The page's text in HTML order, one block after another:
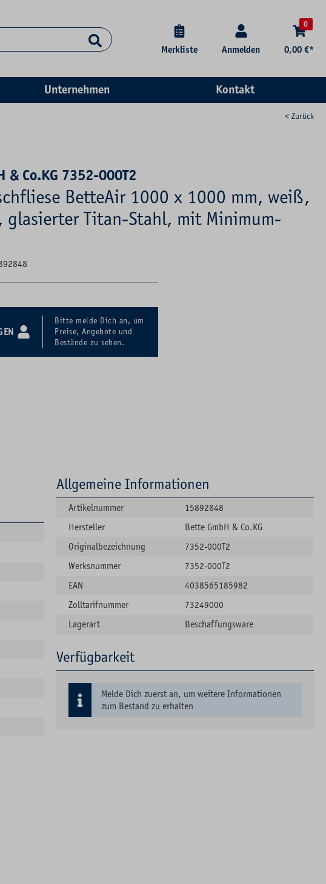
Merkliste Anmelden
0
0,00 €*
Unternehmen Kontakt
< Zurück
& Co.KG 7352-000T2
BetteAir 1000 x 1000 mm, weiß,
glasierter Titan-Stahl, mit Minimum-
Bitte melde Dich an, um
Preise, Angebote und
Bestände zu sehen.
Allgemeine Informationen
Artikelnummer
15892848
Hersteller
Bette GmbH & Co.KG
Originalbezeichnung
7352-000T2
Werksnummer
7352-000T2
EAN
4038565185982
Zolltarifnummer
73249000
Lagerart
Beschaffungsware
Verfügbarkeit
Melde Dich zuerst an, um weitere Informationen
zum Bestand zu erhalten